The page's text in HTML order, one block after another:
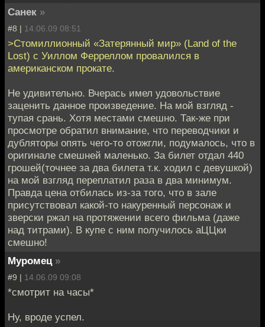
Санек »
#8 | 14.06.09 08:51
>Стомиллионный «Затерянный мир» (Land of the
Lost) с Уиллом Ферреллом провалился в
американском прокате.
Не удивительно. Вчерась имел удовольствие
заценить данное произведение. На мой взгляд -
тупая срань. Хотя местами смешно. Так-же при
просмотре обратил внимание, что переводчики и
дубляторы опять чего-то отожгли, подумалось, что в
оригинале смешней маленько. За билет отдал 440
грошей(точнее за два билета т.к. ходил с девушкой)
на мой взгляд переплатил раза в два минимум.
Правда цена отбилась из-за того, что в зале
присутствовал какой-то накуренный персонаж и
зверски ржал на протяжении всего фильма (даже
над титрами). В купе с ним получилось аЦЦки
смешно!
Муромец »
#9 | 14.06.09 09:08
*смотрит на часы*
Ну, вроде успел.